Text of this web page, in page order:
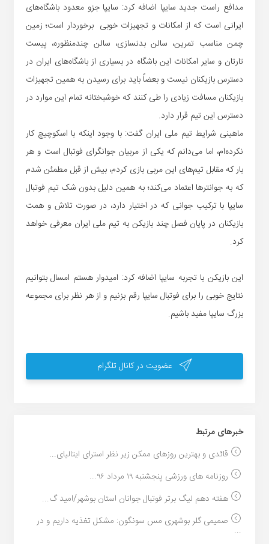
مدافع راست جدید سایپا اضافه کرد: سایپا جزو معدود باشگاه‌های
ایرانی است که از امکانات و تجهیزات خوبی برخوردار است؛ زمین
چمن مناسب تمرین، سالن بدنسازی، سالن چندمنظوره، پیست
تارتان و سایر امکانات این باشگاه در بسیاری از باشگاه‌های ایران در
دسترس بازیکنان نیست و بعضاً باید برای رسیدن به همین تجهیزات
بازیکنان مسافت زیادی را طی کنند که خوشبختانه تمام این موارد در
دسترس این تیم قرار دارد.
ماهینی شرایط تیم ملی ایران گفت: با وجود اینکه با اسکوچیچ کار
نکرده‌ام، اما می‌دانم که یکی از مربیان جوانگرای فوتبال است و هر
بار که مقابل تیم‌های این مربی بازی کردم، بیش از قبل مطمئن شدم
که به جوانترها اعتماد می‌کند؛ به همین دلیل بدون شک تیم فوتبال
سایپا با ترکیب جوانی که در اختیار دارد، در صورت تلاش و همت
بازیکنان در پایان فصل چند بازیکن به تیم ملی ایران معرفی خواهد
کرد.
این بازیکن با تجربه سایپا اضافه کرد: امیدوار هستم امسال بتوانیم
نتایج خوبی را برای فوتبال سایپا رقم بزنیم و از هر نظر برای مجموعه
بزرگ سایپا مفید باشیم.
عضویت در کانال تلگرام
خبر‌های مرتبط
قائدی و بهترین روزهای ممکن زیر نظر استرای ایتالیای...
روزنامه های ورزشی پنجشنبه ۱۹ مرداد ۹۶...
هفته دهم لیگ برتر فوتبال جوانان استان بوشهر/امید گ...
صمیمی گلر بوشهری مس سونگون: مشکل تغذیه داریم و در
...